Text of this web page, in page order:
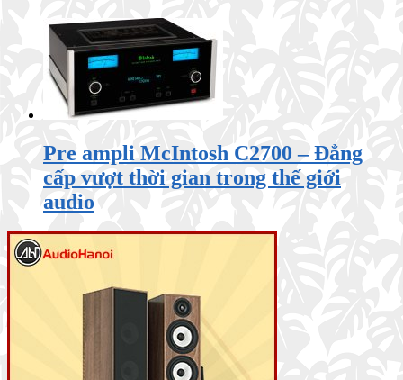
Pre ampli McIntosh C2700 – Đẳng
cấp vượt thời gian trong thế giới
audio